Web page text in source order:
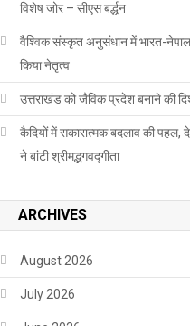
विशेष जोर – सीएस बर्द्धन
वैश्विक संस्कृत अनुसंधान में भारत-
किया नेतृत्व
उत्तराखंड को जैविक प्रदेश बनाने की
कैदियों में सकारात्मक बदलाव की पहल,
ने बांटी श्रीमद्भगवद्गीता
ARCHIVES
August 2026
July 2026